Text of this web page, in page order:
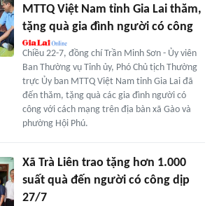
MTTQ Việt Nam tỉnh Gia Lai thăm,
tặng quà gia đình người có công
Chiều 22-7, đồng chí Trần Minh Sơn - Ủy viên
Ban Thường vụ Tỉnh ủy, Phó Chủ tịch Thường
trực Ủy ban MTTQ Việt Nam tỉnh Gia Lai đã
đến thăm, tặng quà các gia đình người có
công với cách mạng trên địa bàn xã Gào và
phường Hội Phú.
Xã Trà Liên trao tặng hơn 1.000
suất quà đến người có công dịp
27/7